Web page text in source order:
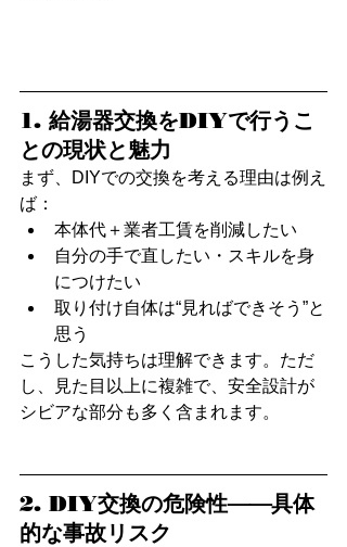
1. 給湯器交換をDIYで行うこ
との現状と魅力
まず、DIYでの交換を考える理由は例え
ば：
本体代＋業者工賃を削減したい
自分の手で直したい・スキルを身
につけたい
取り付け自体は“見ればできそう”と
思う
こうした気持ちは理解できます。ただ
し、見た目以上に複雑で、安全設計が
シビアな部分も多く含まれます。
2. DIY交換の危険性──具体
的な事故リスク